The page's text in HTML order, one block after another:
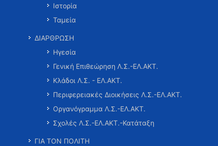
Ιστορία
Ταμεία
ΔΙΑΡΘΡΩΣΗ
Ηγεσία
Γενική Επιθεώρηση Λ.Σ.-ΕΛ.ΑΚΤ.
Κλάδοι Λ.Σ. - ΕΛ.ΑΚΤ.
Περιφερειακές Διοικήσεις Λ.Σ.-ΕΛ.ΑΚΤ.
Οργανόγραμμα Λ.Σ.-ΕΛ.ΑΚΤ.
Σχολές Λ.Σ.-ΕΛ.ΑΚΤ.-Κατάταξη
ΓΙΑ ΤΟΝ ΠΟΛΙΤΗ